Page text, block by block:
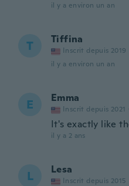
il y a environ un an
T Tiffina
Inscrit depuis 2019
il y a environ un an
E Emma
Inscrit depuis 2021
It's exactly like
il y a 2 ans
L Lesa
Inscrit depuis 2015